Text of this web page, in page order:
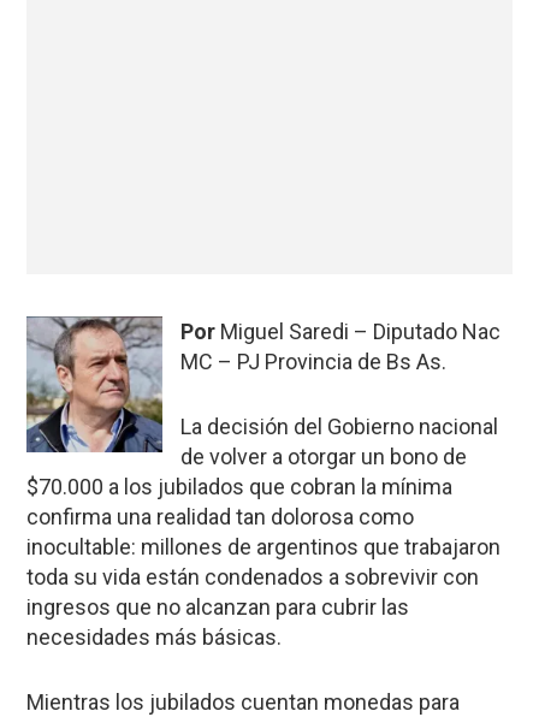
Por Miguel Saredi – Diputado Nac
MC – PJ Provincia de Bs As.
La decisión del Gobierno nacional
de volver a otorgar un bono de
$70.000 a los jubilados que cobran la mínima
confirma una realidad tan dolorosa como
inocultable: millones de argentinos que trabajaron
toda su vida están condenados a sobrevivir con
ingresos que no alcanzan para cubrir las
necesidades más básicas.
Mientras los jubilados cuentan monedas para